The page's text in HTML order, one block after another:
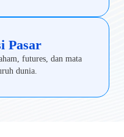
Pasar
futures, dan mata
dunia.